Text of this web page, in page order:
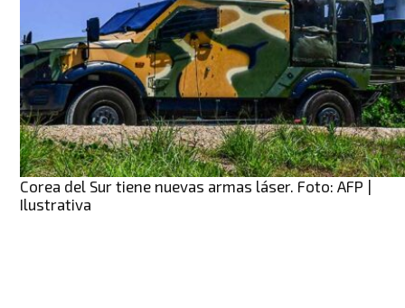
Corea del Sur tiene nuevas armas láser. Foto: AFP |
Ilustrativa